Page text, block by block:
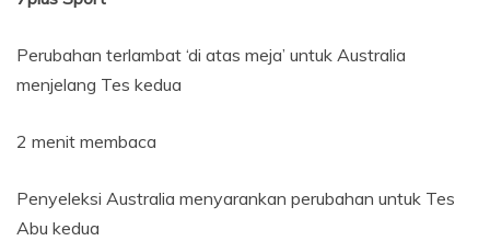
Perubahan terlambat ‘di atas meja’ untuk Australia
menjelang Tes kedua
2 menit membaca
Penyeleksi Australia menyarankan perubahan untuk Tes
Abu kedua